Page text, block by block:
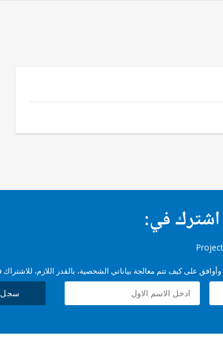
اشترك في:
وأوافق على كيف تتم معالجة بياناتي الشخصية، بالقدر اللازم، للاشتراك
سجل